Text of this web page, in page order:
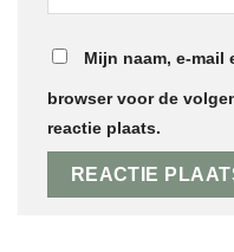
Mijn naam, e-mail
browser voor de
reactie plaats.